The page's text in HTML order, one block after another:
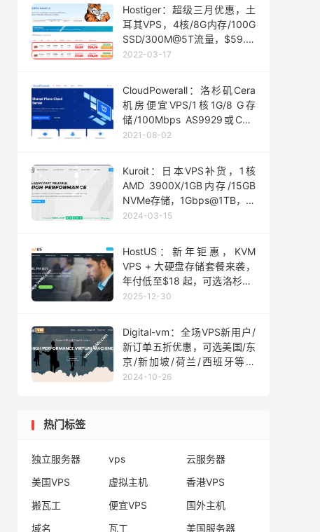
Hostiger：超级三月优惠，土
耳其VPS，4核/8G内存/100G
SSD/300M@5T流量，$59.9/
年
2022-03-17
CloudPowerall：洛杉矶Cera
机房便宜VPS/1核1G/8 G存
储/100Mbps AS9929或CN2
GIA/月流量500GB/$4.99/月
2021-08-02
Kuroit：日本VPS补货，1核
AMD 3900X/1GB内存/15GB
NVMe存储，1Gbps@1TB，高
达160Gbps+ DDoS 保护，月
2024-03-15
HostUS：新年钜惠，KVM
VPS + 大硬盘存储套餐来袭，
年付低至$18 起，可选洛杉矶/
达拉斯/亚特兰大/日本/新加坡/
2025-12-30
Digital-vm：全场VPS新用户/
新订单五折优惠，可选美国/东
京/新加坡/荷兰/西班牙等机
房，1Gbps不限流量VPS 月付
2024-10-26
热门标签
独立服务器 vps
云服务器
美国VPS
虚拟主机
香港VPS
搬瓦工
便宜VPS
国外主机
域名
瓦工 美国服务器